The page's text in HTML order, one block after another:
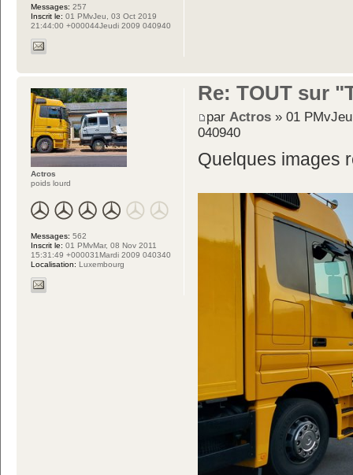
Messages: 257
Inscrit le: 01 PMvJeu, 03 Oct 2019
21:44:00 +000044Jeudi 2009 040940
Re: TOUT sur
par Actros » 01
040940
Quelques images
Actros
poids lourd
Messages: 562
Inscrit le: 01 PMvMar, 08 Nov 2011
15:31:49 +000031Mardi 2009 040340
Localisation: Luxembourg